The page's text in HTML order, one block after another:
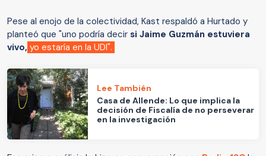
Pese al enojo de la colectividad, Kast respaldó a Hurtado y
planteó que "uno podría decir si Jaime Guzmán estuviera
vivo, yo estaría en la UDI".
Lee También
Casa de Allende: Lo que implica la
decisión de Fiscalía de no perseverar
en la investigación